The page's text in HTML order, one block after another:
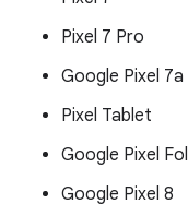
Pixel 7 Pro
Google Pixel 7a
Pixel Tablet
Google Pixel
Google Pixel 8